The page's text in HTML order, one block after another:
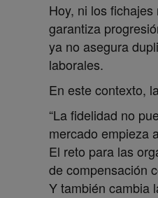
Hoy, ni los
garantiza
ya no asegura
laborales.
En este contexto,
“La fidelidad no
mercado empieza
El reto para las
de compensación
Y también cambia